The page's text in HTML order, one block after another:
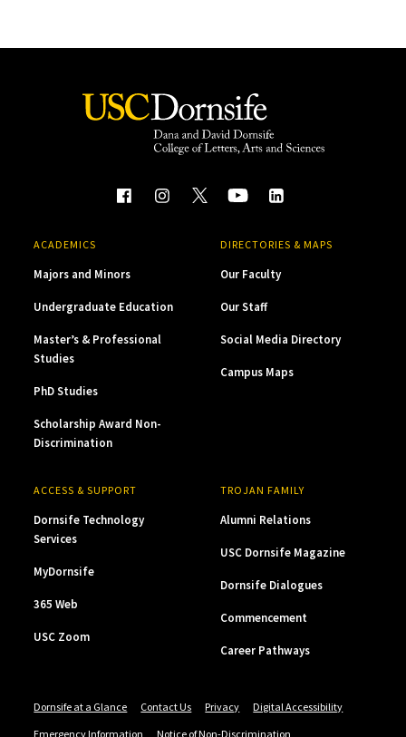
ACADEMICS
Majors and Minors
Undergraduate Education
Master’s & Professional
Studies
PhD Studies
Scholarship Award Non-
Discrimination
DIRECTORIES & MAPS
Our Faculty
Our Staff
Social Media Directory
Campus Maps
ACCESS & SUPPORT
Dornsife Technology
Services
MyDornsife
365 Web
USC Zoom
TROJAN FAMILY
Alumni Relations
USC Dornsife Magazine
Dornsife Dialogues
Commencement
Career Pathways
Dornsife at a Glance Contact Us Privacy
Digital Accessibility
Emergency Information
Notice of Non-Discrimination